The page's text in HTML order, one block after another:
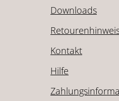
Downloads
Kontakt
Hilfe